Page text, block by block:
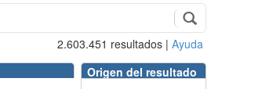
2.603.451 resultados | Ayuda
Origen del resultado